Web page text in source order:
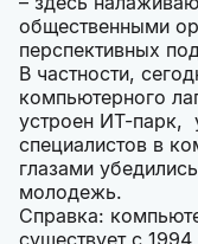
общественными
перспективных
В частности,
компьютерного
устроен ИТ-парк,
специалистов в
глазами
молодежь.
Справка:
существует с